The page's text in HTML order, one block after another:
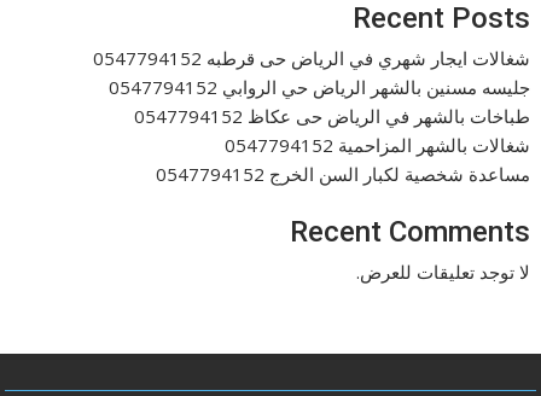
Recent Posts
شغالات ايجار شهري في الرياض حى قرطبه 0547794152
جليسه مسنين بالشهر الرياض حي الروابي 0547794152
طباخات بالشهر في الرياض حى عكاظ 0547794152
شغالات بالشهر المزاحمية 0547794152
مساعدة شخصية لكبار السن الخرج 0547794152
Recent Comments
لا توجد تعليقات للعرض.